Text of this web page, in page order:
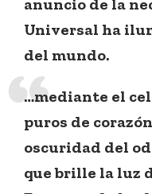
anuncio de la
Universal ha
del mundo.
…mediante el
puros de
oscuridad del
que brille la luz